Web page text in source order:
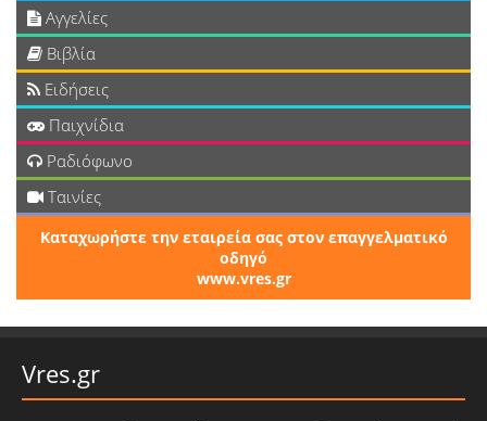
Αγγελίες
Βιβλία
Ειδήσεις
Παιχνίδια
Ραδιόφωνο
Ταινίες
Καταχωρήστε την εταιρεία σας στον επαγγελματικό
οδηγό
www.vres.gr
Vres.gr